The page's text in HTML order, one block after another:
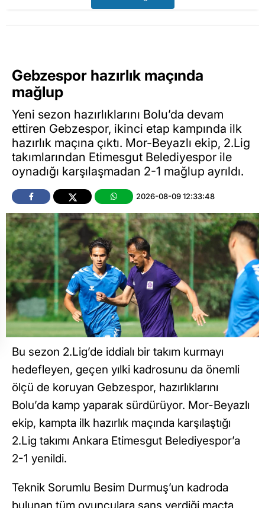
Gebzespor hazırlık maçında
mağlup
Yeni sezon hazırlıklarını Bolu’da devam
ettiren Gebzespor, ikinci etap kampında ilk
hazırlık maçına çıktı. Mor-Beyazlı ekip, 2.Lig
takımlarından Etimesgut Belediyespor ile
oynadığı karşılaşmadan 2-1 mağlup ayrıldı.
2026-08-09 12:33:48
Bu sezon 2.Lig’de iddialı bir takım kurmayı
hedefleyen, geçen yılki kadrosunu da önemli
ölçü de koruyan Gebzespor, hazırlıklarını
Bolu’da kamp yaparak sürdürüyor. Mor-Beyazlı
ekip, kampta ilk hazırlık maçında karşılaştığı
2.Lig takımı Ankara Etimesgut Belediyespor’a
2-1 yenildi.
Teknik Sorumlu Besim Durmuş’un kadroda